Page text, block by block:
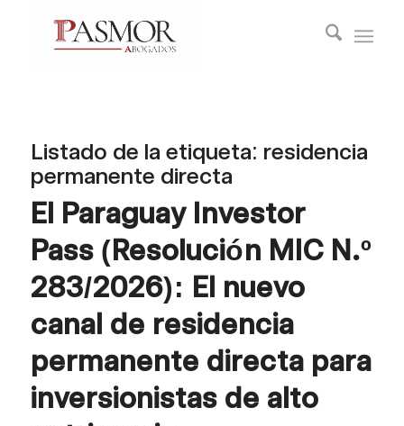
Listado de la etiqueta: residencia
permanente directa
El Paraguay Investor
Pass (Resolución MIC N.º
283/2026): El nuevo
canal de residencia
permanente directa para
inversionistas de alto